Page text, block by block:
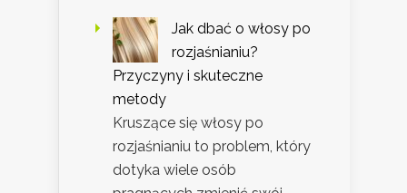
Jak dbać o włosy po
rozjaśnianiu?
Przyczyny i skuteczne
metody
Kruszące się włosy po
rozjaśnianiu to problem, który
dotyka wiele osób